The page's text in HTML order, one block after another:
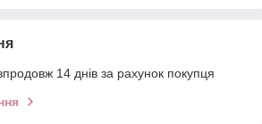
14 днів за рахунок покупця